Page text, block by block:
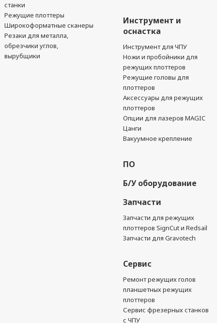
станки
Режущие плоттеры
Широкоформатные сканеры
Резаки для металла,
обрезчики углов,
вырубщики
Инструмент и
оснастка
Инструмент для ЧПУ
Ножи и пробойники для
режущих плоттеров
Режущие головы для
плоттеров
Аксессуары для режущих
плоттеров
Опции для лазеров MAGIC
Цанги
Вакуумное крепление
ПО
Б/У оборудование
Запчасти
Запчасти для режущих
плоттеров SignCut и Redsail
Запчасти для Gravotech
Сервис
Ремонт режущих голов
планшетных режущих
плоттеров
Сервис фрезерных станков
с ЧПУ